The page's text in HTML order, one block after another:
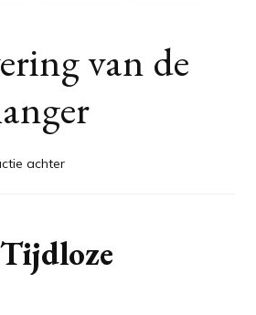
van de
achterop
betovering
van